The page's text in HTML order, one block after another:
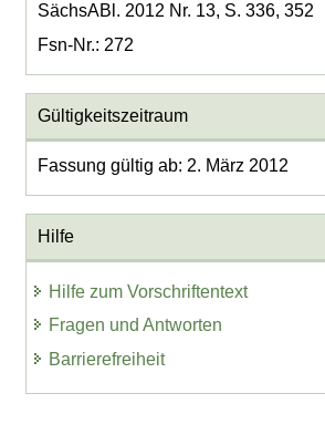
SächsABl. 2012 Nr. 13, S. 336, 352
Fsn-Nr.: 272
Gültigkeitszeitraum
Fassung gültig ab: 2. März 2012
Hilfe
Hilfe zum Vorschriftentext
Fragen und Antworten
Barrierefreiheit